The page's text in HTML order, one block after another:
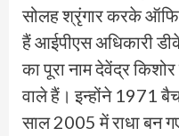
सोलह श्रृंगार करके
हैं आईपीएस अधिकारी
का पूरा नाम देवेंद्र
वाले हैं। इन्होंने 1971
साल 2005 में राधा बन